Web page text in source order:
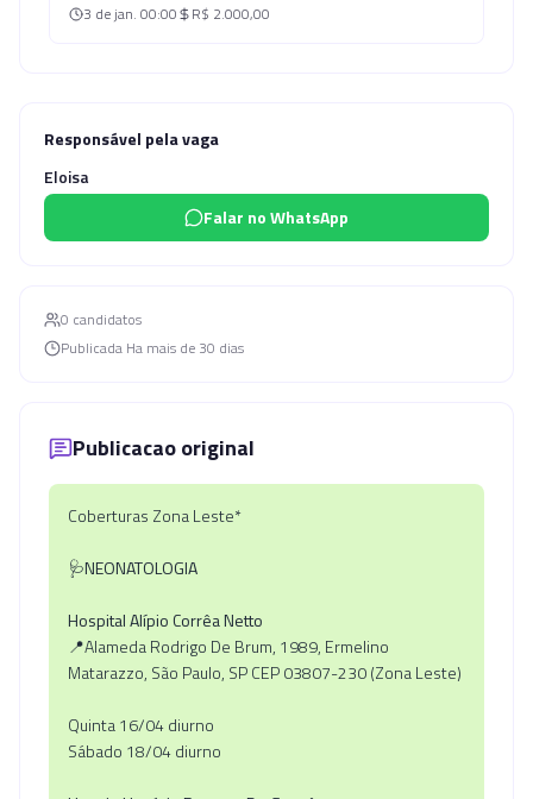
3 de jan. 00:00 R$ 2.000,00
Responsável pela vaga
Eloisa
Falar no WhatsApp
0 candidatos
Publicada Ha mais de 30 dias
Publicacao original
Coberturas Zona Leste*
🩺NEONATOLOGIA
Hospital Alípio Corrêa Netto
📍Alameda Rodrigo De Brum, 1989, Ermelino
Matarazzo, São Paulo, SP CEP 03807-230 (Zona Leste)
Quinta 16/04 diurno
Sábado 18/04 diurno